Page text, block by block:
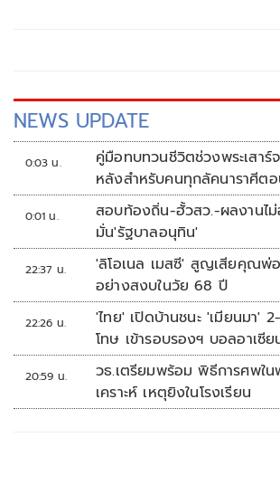
NEWS UPDATE
0:03 น.
คู่มือทบทวนชีวิตช่วงพระเสาร์
หลังสำหรับคนทุกลัคนาราศีต
0:01 น.
สอบท้องถิ่น-ฮั้วสว.-ผลงานไ
มั่น'รัฐบาลอนุทิน'
22:37 น.
'ลิโอเนล เมสซี' สูญเสียคุณพ่
อย่างสงบในวัย 68 ปี
22:26 น.
'ไทย' เปิดบ้านชนะ 'เมียนมา'
โทษ เข้ารอบรองฯ บอลอาเซี
20:59 น.
วธ.เตรียมพร้อม พิธีการศพใน
เคราะห์ เหตุยิงในโรงเรียน